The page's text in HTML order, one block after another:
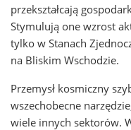
przekształcają
Stymulują one wzrost
tylko w Stanach
na Bliskim Wschodzie.
Przemysł kosmiczny
wszechobecne
wiele innych sektorów.